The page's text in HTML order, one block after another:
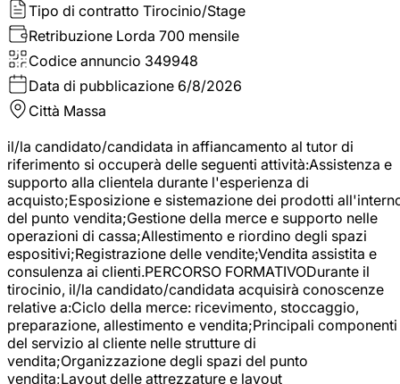
Tipo di contratto Tirocinio/Stage
Retribuzione Lorda 700 mensile
Codice annuncio 349948
Data di pubblicazione 6/8/2026
Città Massa
il/la candidato/candidata in affiancamento al tutor di
riferimento si occuperà delle seguenti attività:Assistenza e
supporto alla clientela durante l'esperienza di
acquisto;Esposizione e sistemazione dei prodotti
del punto vendita;Gestione della merce e supporto nelle
operazioni di cassa;Allestimento e riordino degli spazi
espositivi;Registrazione delle vendite;Vendita assistita e
consulenza ai clienti.PERCORSO FORMATIVODurante il
tirocinio, il/la candidato/candidata acquisirà conoscenze
relative a:Ciclo della merce: ricevimento, stoccaggio,
preparazione, allestimento e vendita;Principali componenti
del servizio al cliente nelle strutture di
vendita;Organizzazione degli spazi del punto
vendita;Layout delle attrezzature e layout